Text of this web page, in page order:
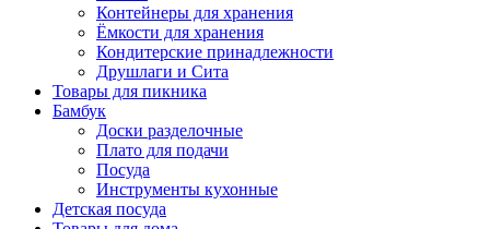
Контейнеры для хранения
Ёмкости для хранения
Кондитерские принадлежности
Друшлаги и Сита
Товары для пикника
Бамбук
Доски разделочные
Плато для подачи
Посуда
Инструменты кухонные
Детская посуда